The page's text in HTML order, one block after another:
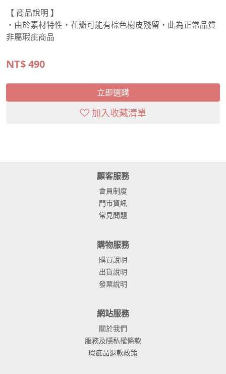
【 商品說明 】
・由於素材特性，花瓣可能有棕色樹皮殘留，此為正常品質
非屬瑕疵商品
NT$490
立即選購
加入收藏清單
顧客服務
會員制度
門市資訊
常見問題
購物服務
購買說明
出貨說明
發票說明
網站服務
關於我們
服務及隱私權條款
瑕疵品退款政策